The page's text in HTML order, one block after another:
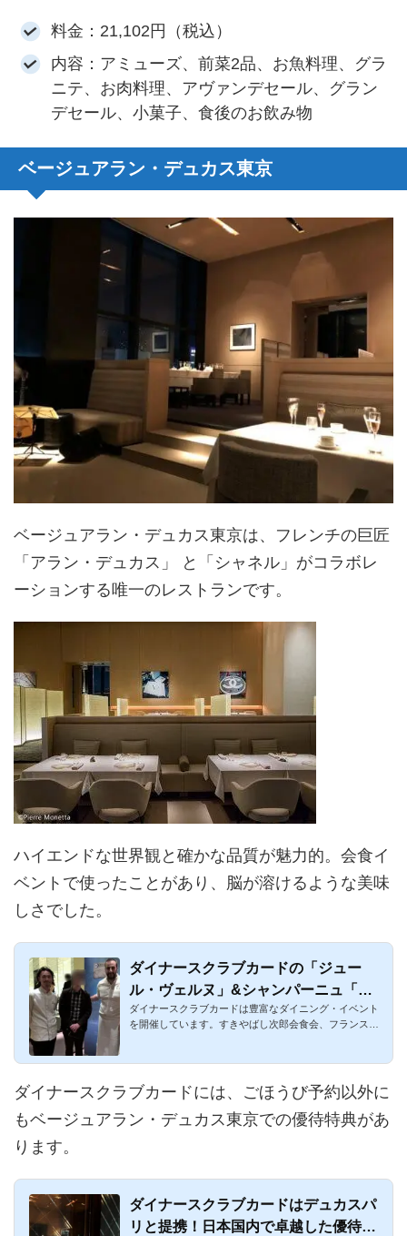
料金：21,102円（税込）
内容：アミューズ、前菜2品、お魚料理、グラ
ニテ、お肉料理、アヴァンデセール、グラン
デセール、小菓子、食後のお飲み物
ベージュアラン・デュカス東京
ベージュアラン・デュカス東京は、フレンチの巨匠
「アラン・デュカス」 と「シャネル」がコラボレ
ーションする唯一のレストランです。
ハイエンドな世界観と確かな品質が魅力的。会食イ
ベントで使ったことがあり、脳が溶けるような美味
しさでした。
ダイナースクラブカードの「ジュー
ル・ヴェルヌ」&シャンパーニュ「ベ
ル エポック」に参加！卓越したダイニ
ングイベント！
ダイナースクラブカードは豊富なダイニング・イベント
を開催しています。すきやばし次郎会食会、フランス大
ダイナースクラブカードには、ごほうび予約以外に
もベージュアラン・デュカス東京での優待特典があ
ります。
ダイナースクラブカードはデュカスパ
リと提携！日本国内で卓越した優待特